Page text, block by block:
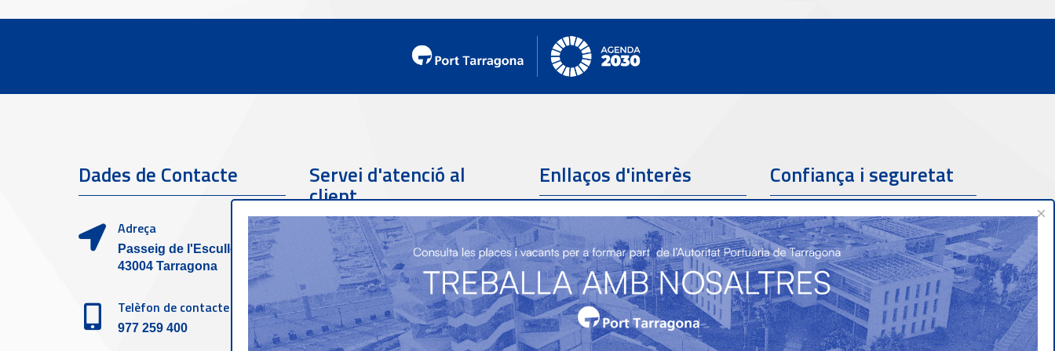
Dades de Contacte
Adreça
Passeig de l'Escullera s/n,
43004 Tarragona
Telèfon de contacte
977 259 400
Servei d'atenció al
client
Telèfon de contacte
977 259 462
Email de contacte
sac@porttarragona.cat
Enllaços d'interès
Partners
Confiança i seguretat
×